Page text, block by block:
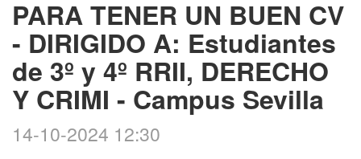
PARA TENER UN BUEN CV
- DIRIGIDO A: Estudiantes
de 3º y 4º RRII, DERECHO
Y CRIMI - Campus Sevilla
14-10-2024 12:30